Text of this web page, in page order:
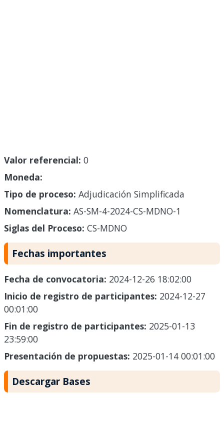
Valor referencial: 0
Moneda:
Tipo de proceso: Adjudicación Simplificada
Nomenclatura: AS-SM-4-2024-CS-MDNO-1
Siglas del Proceso: CS-MDNO
Fechas importantes
Fecha de convocatoria: 2024-12-26 18:02:00
Inicio de registro de participantes: 2024-12-27
00:01:00
Fin de registro de participantes: 2025-01-13
23:59:00
Presentación de propuestas: 2025-01-14 00:01:00
Descargar Bases